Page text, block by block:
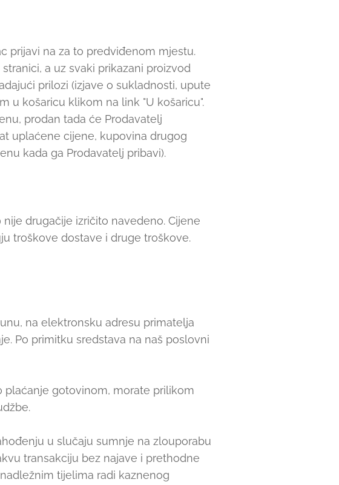
prijavi na za to predviđenom mjestu.
a uz svaki prikazani proizvod
prilozi (izjave o sukladnosti, upute
u košaricu klikom na link "U košaricu".
prodan tada će Prodavatelj
uplaćene cijene, kupovina drugog
kada ga Prodavatelj pribavi).
drugačije izričito navedeno. Cijene
troškove dostave i druge troškove.
na elektronsku adresu primatelja
Po primitku sredstava na naš poslovni
gotovinom, morate prilikom
u slučaju sumnje na zlouporabu
transakciju bez najave i prethodne
tijelima radi kaznenog